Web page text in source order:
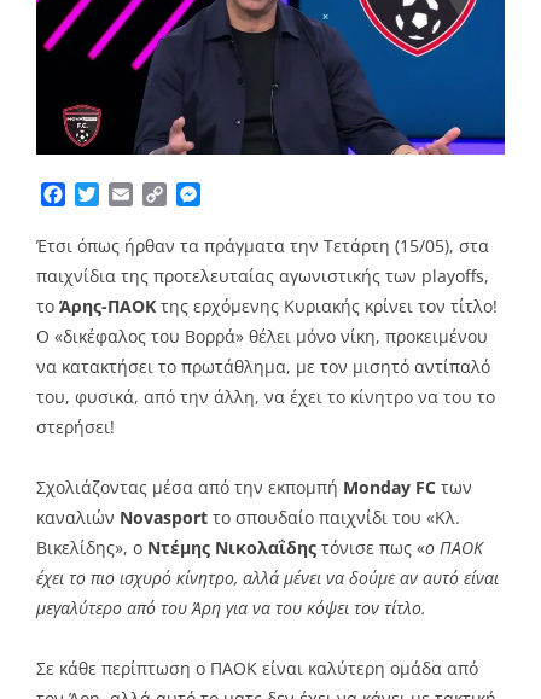
Facebook
TwitterEmailCopy
Έτσι όπως ήρθαν τα πράγματα την Τετάρτη (15/05), στα
παιχνίδια της προτελευταίας αγωνιστικής των playoffs,
το Άρης-ΠΑΟΚ της ερχόμενης Κυριακής κρίνει τον τίτλο!
Ο «δικέφαλος του Βορρά» θέλει μόνο νίκη, προκειμένου
να κατακτήσει το πρωτάθλημα, με τον μισητό αντίπαλό
του, φυσικά, από την άλλη, να έχει το κίνητρο να του το
στερήσει!
Σχολιάζοντας μέσα από την εκπομπή Monday FC των
καναλιών Novasport το σπουδαίο παιχνίδι του «Κλ.
Βικελίδης», ο Ντέμης Νικολαΐδης τόνισε πως «ο ΠΑΟΚ
έχει το πιο ισχυρό κίνητρο, αλλά μένει να δούμε αν αυτό είναι
μεγαλύτερο από του Άρη για να του κόψει τον τίτλο.
Σε κάθε περίπτωση ο ΠΑΟΚ είναι καλύτερη ομάδα από